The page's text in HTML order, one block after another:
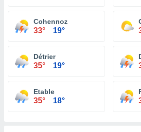
Cohennoz
33° 19°
Détrier
35° 19°
Etable
35° 18°